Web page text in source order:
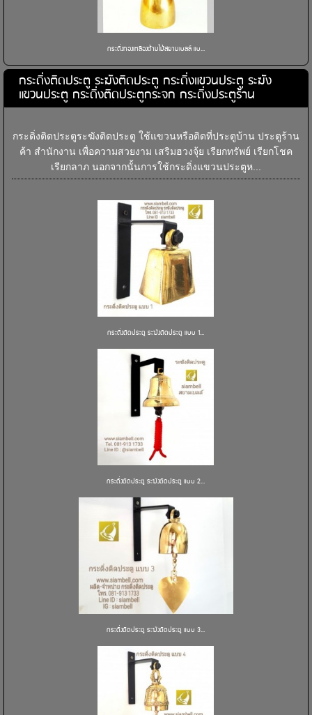
กระดิ่งทองเหลืองด้ามไม้สยามเบลล์ แบ...
กระดิ่งติดประตู ระฆังติดประตู กระดิ่งแขวนประตู ระฆัง
แขวนประตู กระดิ่งติดประตูกระจก กระดิ่งประตูร้าน
กระดิ่งติดประตูระฆังติดประตู ใช้แขวนหรือติดที่ประตูบ้าน ประตูร้าน
ค้า สำนักงาน เพื่อความสวยงาม เสริมฮวงจุ้ย เรียกทรัพย์ เรียกโชค
เรียกลาภ นอกจากนั้นการใช้กระดิ่งแขวนประตูห...
กระดิ่งติดประตู ระฆังติดประตู แบบ 1...
กระดิ่งติดประตู ระฆังติดประตู แบบ 2...
กระดิ่งติดประตู ระฆังติดประตู แบบ 3...